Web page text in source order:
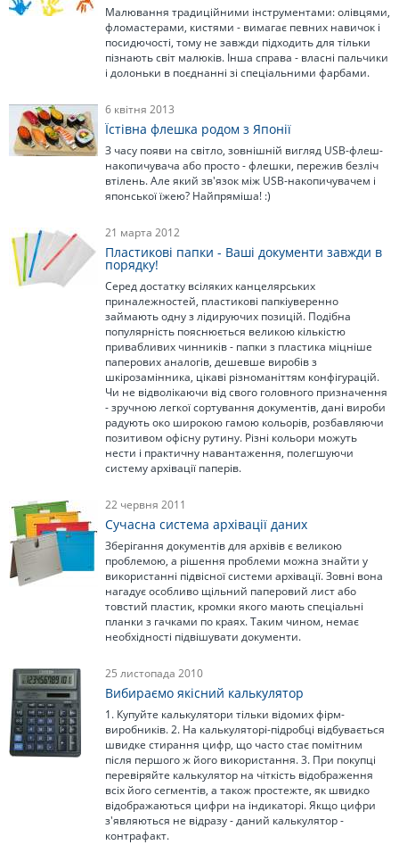
Малювання традиційними інструментами: олівцями,
фломастерами, кистями - вимагає певних навичок і
посидючості, тому не завжди підходить для тільки
пізнають світ малюків. Інша справа - власні пальчики
і долоньки в поєднанні зі спеціальними фарбами.
6 квітня 2013
Їстівна флешка родом з Японії
З часу появи на світло, зовнішній вигляд USB-флеш-
накопичувача або просто - флешки, пережив безліч
втілень. Але який зв'язок між USB-накопичувачем і
японської їжею? Найпряміша! :)
21 марта 2012
Пластикові папки - Ваші документи завжди в
порядку!
Серед достатку всіляких канцелярських
приналежностей, пластикові папкіуверенно
займають одну з лідируючих позицій. Подібна
популярність пояснюється великою кількістю
привабливих чинників - папки з пластика міцніше
паперових аналогів, дешевше виробів з
шкірозамінника, цікаві різноманіттям конфігурацій.
Чи не відволікаючи від свого головного призначення
- зручною легкої сортування документів, дані вироби
радують око широкою гамою кольорів, розбавляючи
позитивом офісну рутину. Різні кольори можуть
нести і практичну навантаження, полегшуючи
систему архівації паперів.
22 червня 2011
Сучасна система архівації даних
Зберігання документів для архівів є великою
проблемою, а рішення проблеми можна знайти у
використанні підвісної системи архівації. Зовні вона
нагадує особливо щільний паперовий лист або
товстий пластик, кромки якого мають спеціальні
планки з гачками по краях. Таким чином, немає
необхідності підвішувати документи.
25 листопада 2010
Вибираємо якісний калькулятор
1. Купуйте калькулятори тільки відомих фірм-
виробників. 2. На калькуляторі-підробці відбувається
швидке стирання цифр, що часто стає помітним
після першого ж його використання. 3. При покупці
перевіряйте калькулятор на чіткість відображення
всіх його сегментів, а також простежте, як швидко
відображаються цифри на індикаторі. Якщо цифри
з'являються не відразу - даний калькулятор -
контрафакт.